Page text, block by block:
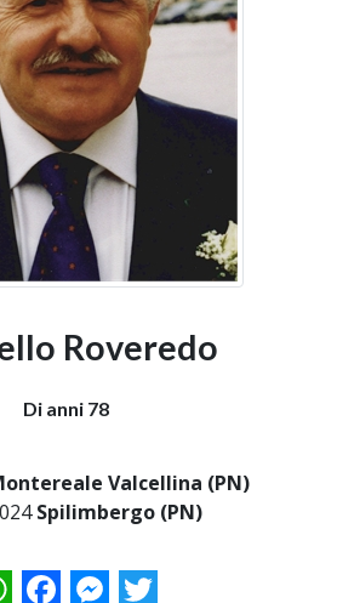
Roveredo
Di anni 78
Valcellina (PN)
Spilimbergo (PN)
FacebookMessenger
Twitter